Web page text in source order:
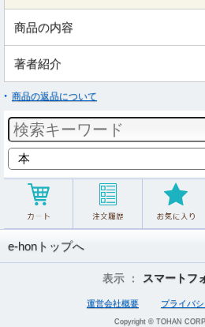
商品の内容
著者紹介
商品の返品について
e-honトップへ
表示 ： スマートフ
運営会社概要 プライバ
Copyright © TOHAN